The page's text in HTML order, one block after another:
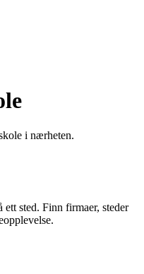
i nærheten.
sted. Finn firmaer, steder